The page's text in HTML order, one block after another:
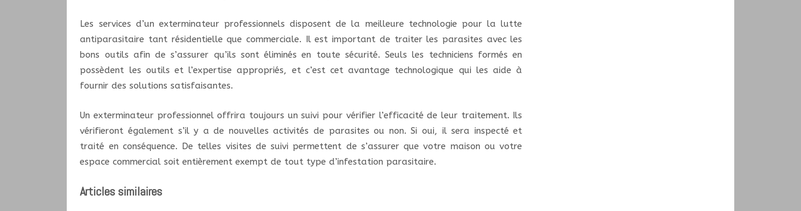
Les services d’un exterminateur professionnels disposent de la meilleure technologie pour la lutte
antiparasitaire tant résidentielle que commerciale. Il est important de traiter les parasites avec les
bons outils afin de s’assurer qu’ils sont éliminés en toute sécurité. Seuls les techniciens formés en
possèdent les outils et l’expertise appropriés, et c’est cet avantage technologique qui les aide à
fournir des solutions satisfaisantes.
Un exterminateur professionnel offrira toujours un suivi pour vérifier l’efficacité de leur traitement. Ils
vérifieront également s’il y a de nouvelles activités de parasites ou non. Si oui, il sera inspecté et
traité en conséquence. De telles visites de suivi permettent de s’assurer que votre maison ou votre
espace commercial soit entièrement exempt de tout type d’infestation parasitaire.
Articles similaires